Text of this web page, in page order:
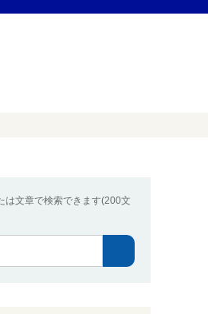
は文章で検索できます(200文